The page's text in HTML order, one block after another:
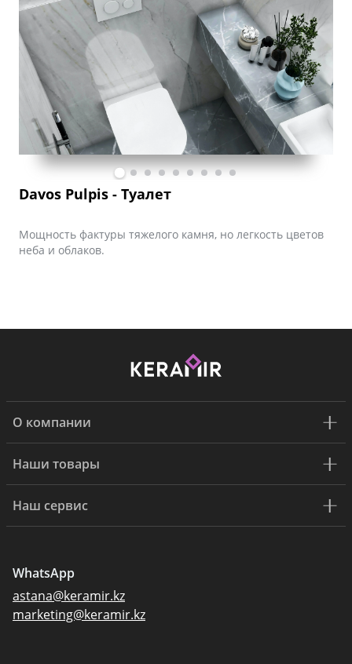
Davos Pulpis - Туалет
Мощность фактуры тяжелого камня, но легкость цветов
неба и облаков.
О компании
Наши товары
Наш сервис
WhatsApp
astana@keramir.kz
marketing@keramir.kz